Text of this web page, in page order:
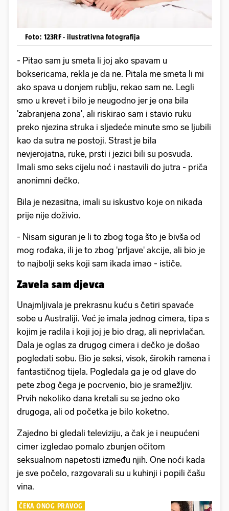
Foto: 123RF - ilustrativna fotografija
- Pitao sam ju smeta li joj ako spavam u
boksericama, rekla je da ne. Pitala me smeta li mi
ako spava u donjem rublju, rekao sam ne. Legli
smo u krevet i bilo je neugodno jer je ona bila
'zabranjena zona', ali riskirao sam i stavio ruku
preko njezina struka i sljedeće minute smo se ljubili
kao da sutra ne postoji. Strast je bila
nevjerojatna, ruke, prsti i jezici bili su posvuda.
Imali smo seks cijelu noć i nastavili do jutra - priča
anonimni dečko.
Bila je nezasitna, imali su iskustvo koje on nikada
prije nije doživio.
- Nisam siguran je li to zbog toga što je bivša od
mog rođaka, ili je to zbog 'prljave' akcije, ali bio je
to najbolji seks koji sam ikada imao - ističe.
Zavela sam djevca
Unajmljivala je prekrasnu kuću s četiri spavaće
sobe u Australiji. Već je imala jednog cimera, tipa s
kojim je radila i koji joj je bio drag, ali neprivlačan.
Dala je oglas za drugog cimera i dečko je došao
pogledati sobu. Bio je seksi, visok, širokih ramena i
fantastičnog tijela. Pogledala ga je od glave do
pete zbog čega je pocrvenio, bio je sramežljiv.
Prvih nekoliko dana kretali su se jedno oko
drugoga, ali od početka je bilo koketno.
Zajedno bi gledali televiziju, a čak je i neupućeni
cimer izgledao pomalo zbunjen očitom
seksualnom napetosti između njih. One noći kada
je sve počelo, razgovarali su u kuhinji i popili čašu
vina.
ČEKA ONOG PRAVOG